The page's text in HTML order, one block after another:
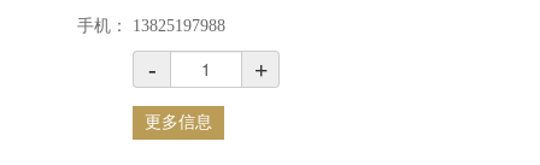
手机：
13825197988
- +
更多信息